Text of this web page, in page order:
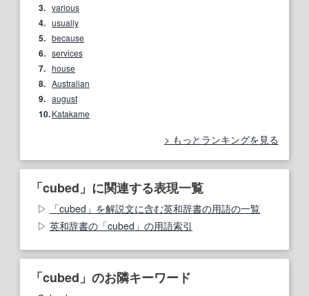
3. various
4. usually
5. because
6. services
7. house
8. Australian
9. august
10.Katakame
もっとランキングを見る
「cubed」に関連する表現一覧
「cubed」を解説文に含む英和辞書の用語の一覧
英和辞書の「cubed」の用語索引
「cubed」のお隣キーワード